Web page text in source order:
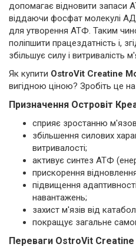
допомагає відновити запаси
віддаючи фосфат молекулі
для утворення АТФ. Таким
поліпшити працездатність і,
збільшує силу і витривалість
Як купити OstroVit Creatine
вигідною ціною? Зробіть це
Призначення Островіт
сприяє зростанню
збільшення силових
витривалості;
активує синтез АТФ
прискорення
підвищення
навантажень;
захист м'язів від
покращує загальне
Переваги OstroVit